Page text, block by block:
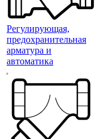
Регулирующая,
предохранительная
арматура и
автоматика